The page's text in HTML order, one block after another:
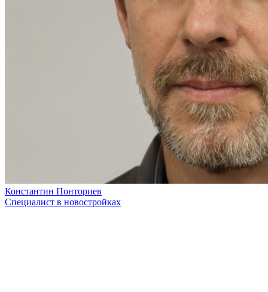
Константин Понториев
Специалист в новостройках